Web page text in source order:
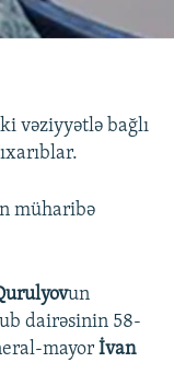
vəziyyətlə bağlı
müharibə
un
dairəsinin 58-
mayorİvan